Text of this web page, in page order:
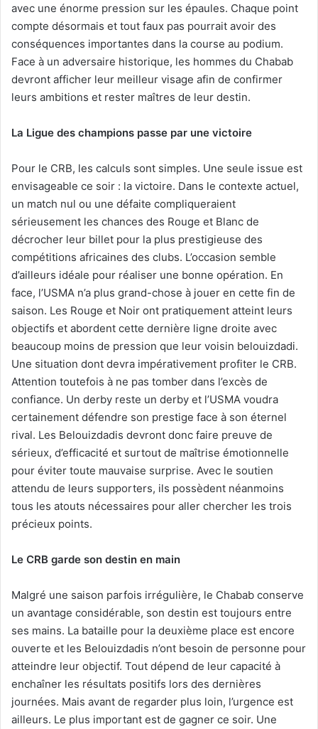
avec une énorme pression sur les épaules. Chaque point
compte désormais et tout faux pas pourrait avoir des
conséquences importantes dans la course au podium.
Face à un adversaire historique, les hommes du Chabab
devront afficher leur meilleur visage afin de confirmer
leurs ambitions et rester maîtres de leur destin.
La Ligue des champions passe par une victoire
Pour le CRB, les calculs sont simples. Une seule issue est
envisageable ce soir : la victoire. Dans le contexte actuel,
un match nul ou une défaite compliqueraient
sérieusement les chances des Rouge et Blanc de
décrocher leur billet pour la plus prestigieuse des
compétitions africaines des clubs. L’occasion semble
d’ailleurs idéale pour réaliser une bonne opération. En
face, l’USMA n’a plus grand-chose à jouer en cette fin de
saison. Les Rouge et Noir ont pratiquement atteint leurs
objectifs et abordent cette dernière ligne droite avec
beaucoup moins de pression que leur voisin belouizdadi.
Une situation dont devra impérativement profiter le CRB.
Attention toutefois à ne pas tomber dans l’excès de
confiance. Un derby reste un derby et l’USMA voudra
certainement défendre son prestige face à son éternel
rival. Les Belouizdadis devront donc faire preuve de
sérieux, d’efficacité et surtout de maîtrise émotionnelle
pour éviter toute mauvaise surprise. Avec le soutien
attendu de leurs supporters, ils possèdent néanmoins
tous les atouts nécessaires pour aller chercher les trois
précieux points.
Le CRB garde son destin en main
Malgré une saison parfois irrégulière, le Chabab conserve
un avantage considérable, son destin est toujours entre
ses mains. La bataille pour la deuxième place est encore
ouverte et les Belouizdadis n’ont besoin de personne pour
atteindre leur objectif. Tout dépend de leur capacité à
enchaîner les résultats positifs lors des dernières
journées. Mais avant de regarder plus loin, l’urgence est
ailleurs. Le plus important est de gagner ce soir. Une